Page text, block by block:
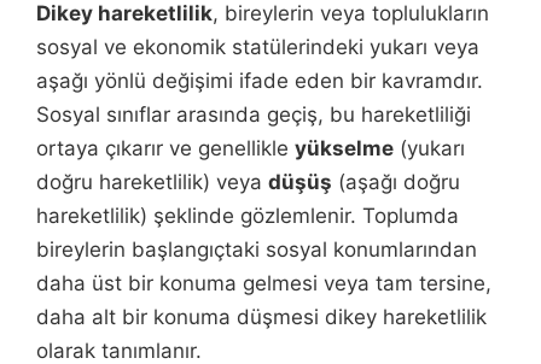
Dikey hareketlilik, bireylerin veya toplulukların
sosyal ve ekonomik statülerindeki yukarı veya
aşağı yönlü değişimi ifade eden bir kavramdır.
Sosyal sınıflar arasında geçiş, bu hareketliliği
ortaya çıkarır ve genellikle yükselme (yukarı
doğru hareketlilik) veya düşüş (aşağı doğru
hareketlilik) şeklinde gözlemlenir. Toplumda
bireylerin başlangıçtaki sosyal konumlarından
daha üst bir konuma gelmesi veya tam tersine,
daha alt bir konuma düşmesi dikey hareketlilik
olarak tanımlanır.